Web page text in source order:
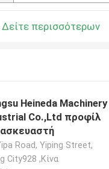
Δείτε περισσότερων
Heineda Machinery
Co.,Ltd προφίλ
Road, Yiping Street,
City928 ,Κίνα